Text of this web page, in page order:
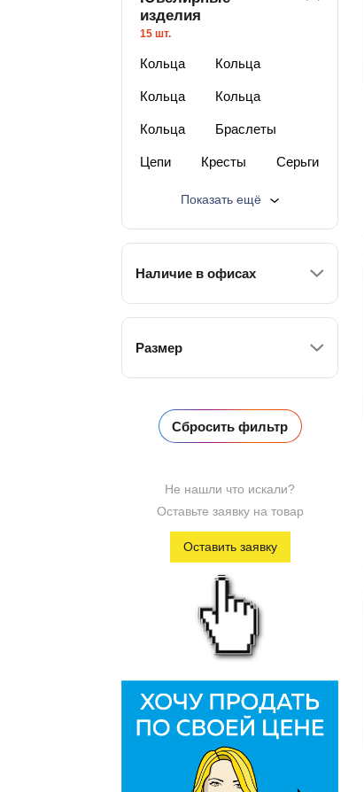
изделия
15 шт.
Кольца Кольца
Кольца Кольца
Кольца Браслеты
Цепи Кресты Серьги
Кулоны Монеты
Часы
Футляры
Первый Ювелирный
Показать ещё
Наличие в офисах
Размер
Не нашли что искали?
Оставьте заявку на товар
Оставить заявку